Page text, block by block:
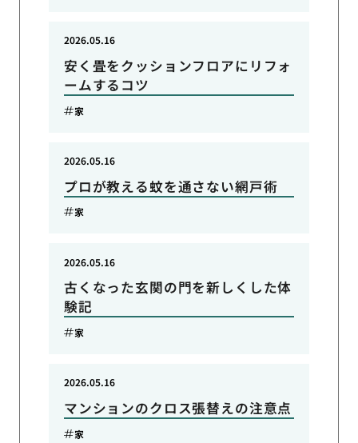
安く畳をクッションフロアにリフォ
ームするコツ
2026.05.16
家
プロが教える蚊を通さない網戸術
2026.05.16
家
古くなった玄関の門を新しくした体
験記
2026.05.16
家
マンションのクロス張替えの注意点
2026.05.16
家